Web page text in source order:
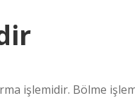
işlemidir. Bölme